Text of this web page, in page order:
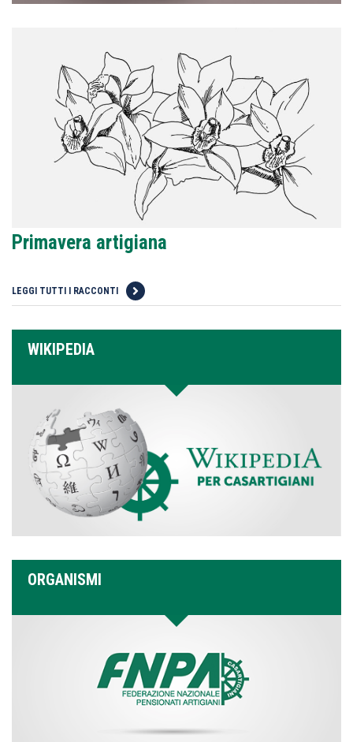
Primavera artigiana
LEGGI TUTTI I RACCONTI
WIKIPEDIA
ORGANISMI